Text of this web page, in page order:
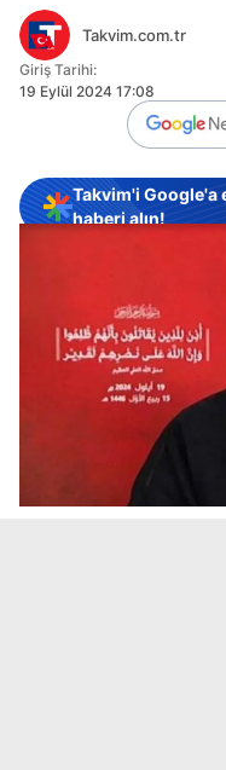
Takvim.com.tr
Giriş Tarihi:
19 Eylül 2024 17:08
Takvim'i Google'a
haberi alın!